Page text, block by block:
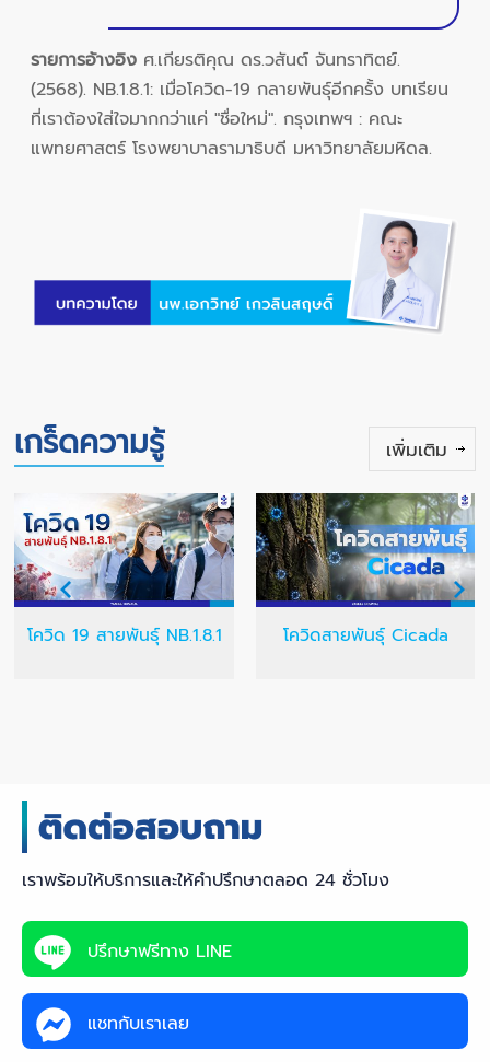
รายการอ้างอิง ศ.เกียรติคุณ ดร.วสันต์ จันทราทิตย์.
(2568). NB.1.8.1: เมื่อโควิด-19 กลายพันธุ์อีกครั้ง บทเรียน
ที่เราต้องใส่ใจมากกว่าแค่ "ชื่อใหม่". กรุงเทพฯ : คณะ
แพทยศาสตร์ โรงพยาบาลรามาธิบดี มหาวิทยาลัยมหิดล.
เกร็ดความรู้ เพิ่มเติม
โควิด 19 สายพันธุ์ NB.1.8.1 โควิดสายพันธุ์ Cicada
เราพร้อมให้บริการและให้คำปรึกษาตลอด 24 ชั่วโมง
ปรึกษาฟรีทาง LINE
แชทกับเราเลย